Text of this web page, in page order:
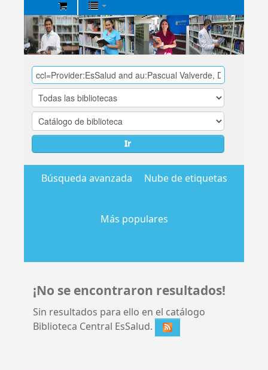
Biblioteca
Central
EsSalud
Ir
Búsqueda avanzada Nube de etiquetas
Más populares
¡No se encontraron resultados!
Sin resultados para ello en el catálogo
Biblioteca Central EsSalud.